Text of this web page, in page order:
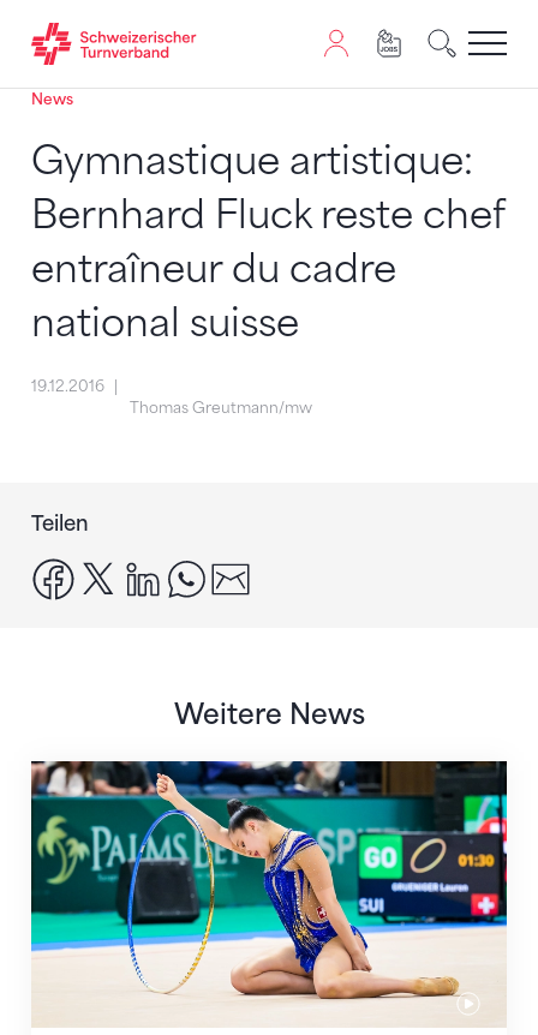
Zum Inhalt springen
Zur Sitemap navigieren
Zum Navigieren dieser Seite wird JavaScript benötigt.
News
Gymnastique artistique:
Bernhard Fluck reste chef
entraîneur du cadre
national suisse
19.12.2016
Thomas Greutmann/mw
Teilen
facebook
x linkedinwhatsapp
Weitere News
Nächster Halt: Weltmeisterschaft